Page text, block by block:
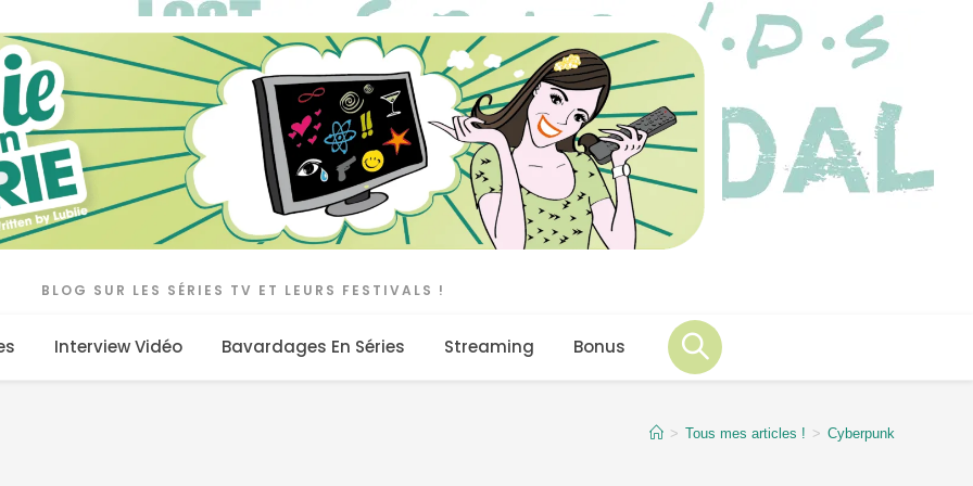
BLOG SUR LES SÉRIES TV ET LEURS FESTIVALS !
Interview Vidéo Bavardages En Séries Streaming Bonus
> Tous mes articles ! > Cyberpunk